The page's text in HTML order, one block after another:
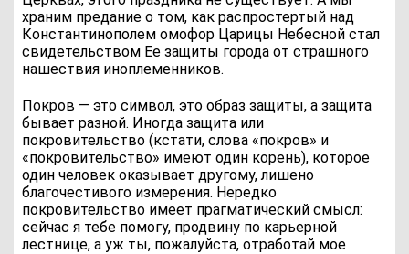
храним предание о том, как распростертый над
Константинополем омофор Царицы Небесной стал
свидетельством Ее защиты города от страшного
нашествия иноплеменников.
Покров — это символ, это образ защиты, а защита
бывает разной. Иногда защита или
покровительство (кстати, слова «покров» и
«покровительство» имеют один корень), которое
один человек оказывает другому, лишено
благочестивого измерения. Нередко
покровительство имеет прагматический смысл:
сейчас я тебе помогу, продвину по карьерной
лестнице, а уж ты, пожалуйста, отработай мое